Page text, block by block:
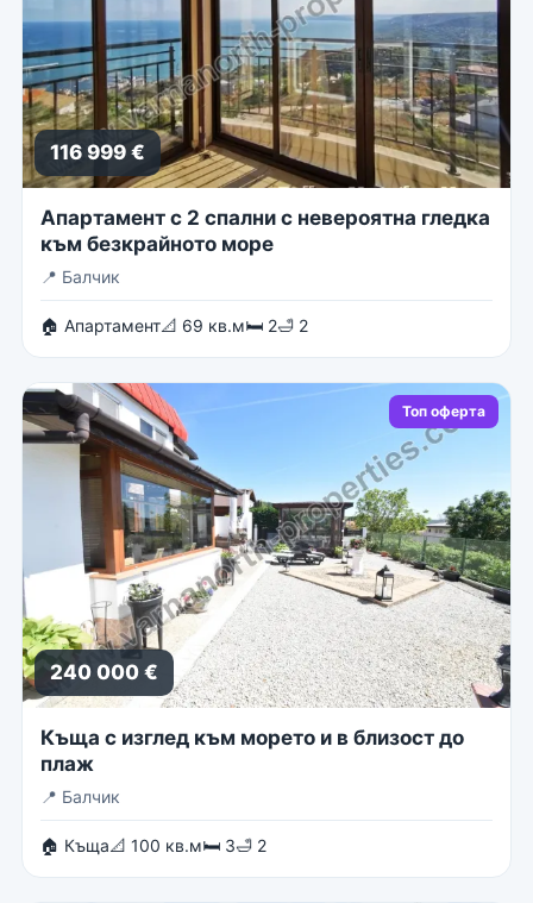
116 999 €
Апартамент с 2 спални с невероятна гледка
към безкрайното море
📍 Балчик
🏠 Апартамент📐 69 кв.м🛏 2🛁 2
Топ оферта
240 000 €
Къща с изглед към морето и в близост до
плаж
📍 Балчик
🏠 Къща📐 100 кв.м🛏 3🛁 2